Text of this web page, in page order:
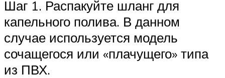
Шаг 1. Распакуйте шланг для
капельного полива. В данном
случае используется модель
сочащегося или «плачущего» типа
из ПВХ.